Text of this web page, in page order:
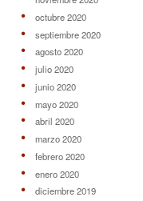
octubre 2020
septiembre 2020
agosto 2020
julio 2020
junio 2020
mayo 2020
abril 2020
marzo 2020
febrero 2020
enero 2020
diciembre 2019